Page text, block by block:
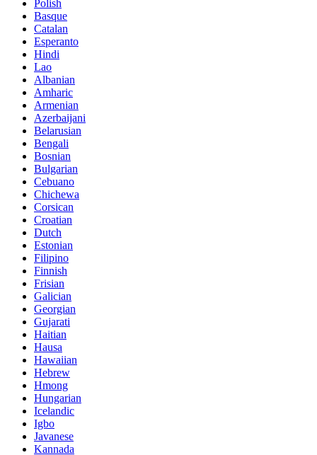
Polish
Basque
Catalan
Esperanto
Hindi
Lao
Albanian
Amharic
Armenian
Azerbaijani
Belarusian
Bengali
Bosnian
Bulgarian
Cebuano
Chichewa
Corsican
Croatian
Dutch
Estonian
Filipino
Finnish
Frisian
Galician
Georgian
Gujarati
Haitian
Hausa
Hawaiian
Hebrew
Hmong
Hungarian
Icelandic
Igbo
Javanese
Kannada